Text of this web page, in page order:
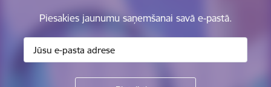
Piesakies jaunumu saņemšanai savā e-pastā.